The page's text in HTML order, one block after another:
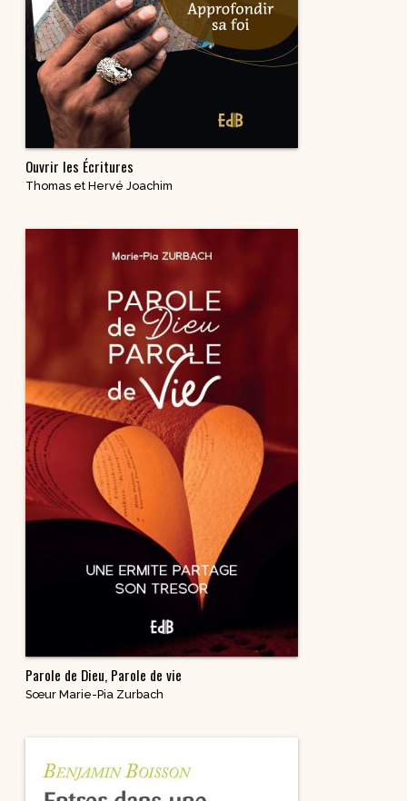
Ouvrir les Écritures
Thomas et Hervé Joachim
Parole de Dieu, Parole de vie
Sœur Marie-Pia Zurbach